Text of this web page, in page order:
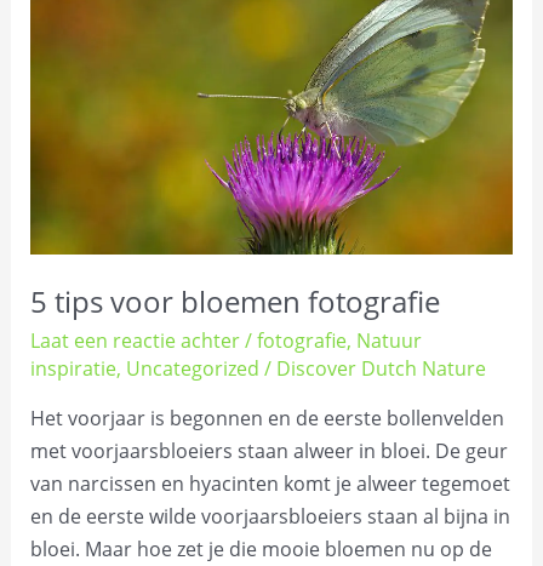
5 tips voor bloemen fotografie
Laat een reactie achter/fotografie, Natuur
inspiratie, Uncategorized / Discover Dutch Nature
Het voorjaar is begonnen en de eerste bollenvelden
met voorjaarsbloeiers staan alweer in bloei. De geur
van narcissen en hyacinten komt je alweer tegemoet
en de eerste wilde voorjaarsbloeiers staan al bijna in
bloei. Maar hoe zet je die mooie bloemen nu op de